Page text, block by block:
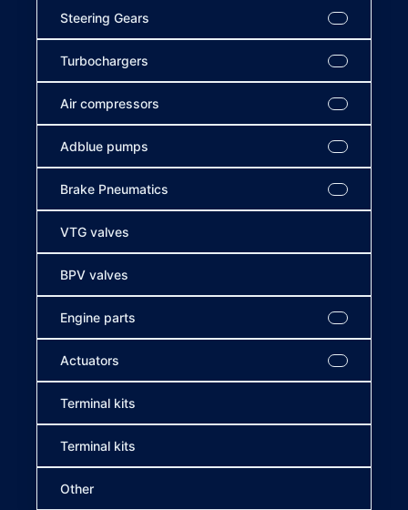
Steering Gears
Turbochargers
Air compressors
Adblue pumps
Brake Pneumatics
VTG valves
BPV valves
Engine parts
Actuators
Terminal kits
Terminal kits
Other